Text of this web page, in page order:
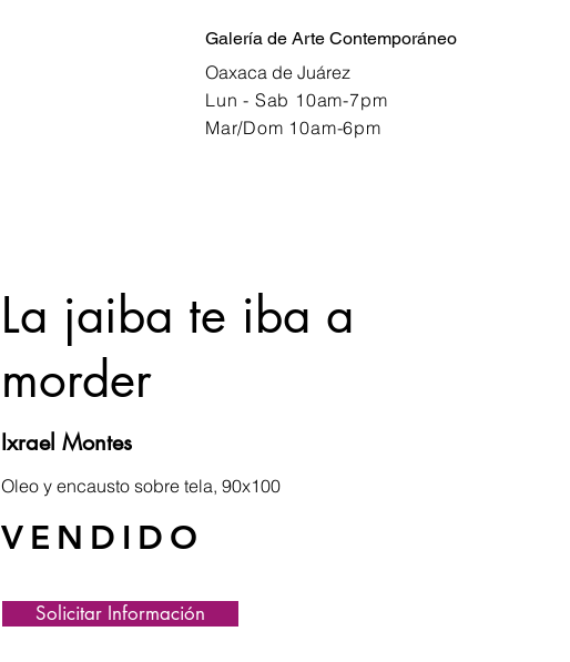
Galería de Arte Contemporáneo
Oaxaca de Juárez
Lun - Sab 10am-7pm
Mar/Dom 10am-6pm
La jaiba te iba a
morder
Ixrael Montes
Oleo y encausto sobre tela, 90x100
VENDIDO
Solicitar Información